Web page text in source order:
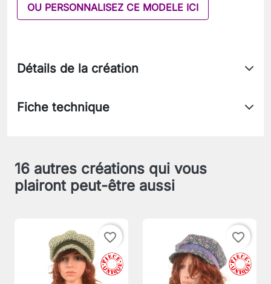
OU PERSONNALISEZ CE MODELE ICI
Détails de la création
Fiche technique
16 autres créations qui vous
plairont peut-être aussi
favorite_border favorite_border